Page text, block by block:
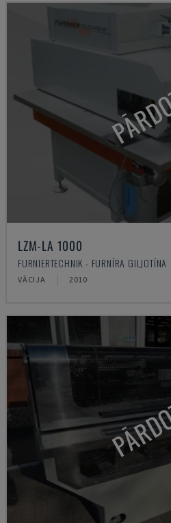
LZM-LA 1000
FURNIERTECHNIK - FURNĪRA GILJOTĪNA
VĀCIJA 2010